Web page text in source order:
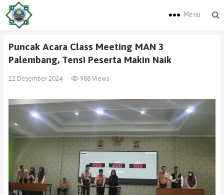
Menu
Puncak Acara Class Meeting MAN 3
Palembang, Tensi Peserta Makin Naik
12 Desember 2024 988 Views